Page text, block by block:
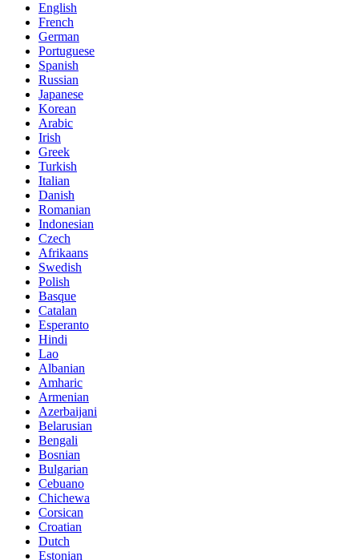
English
French
German
Portuguese
Spanish
Russian
Japanese
Korean
Arabic
Irish
Greek
Turkish
Italian
Danish
Romanian
Indonesian
Czech
Afrikaans
Swedish
Polish
Basque
Catalan
Esperanto
Hindi
Lao
Albanian
Amharic
Armenian
Azerbaijani
Belarusian
Bengali
Bosnian
Bulgarian
Cebuano
Chichewa
Corsican
Croatian
Dutch
Estonian